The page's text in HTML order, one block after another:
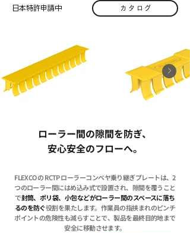
日本特許申請中 カタログ
​ローラー間の隙間を防ぎ、
安心安全のフローへ。
FLEXCO の RCTP ローラーコンベヤ乗り継ぎプレートは、2
つのローラー間にはめ込み式で設置され、隙間を覆うこと
で封筒、ポリ袋、小包などがローラー間のスペースに落ち
るのを防ぐ役割を果たします。作業員の指挟まれのピンチ
ポイントの危険性も減らすことで、製品を最終目的地まで
安全に移動させます。